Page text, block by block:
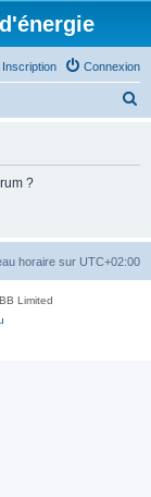
Connexion
Inscription
h
?
horaire sur UTC+02:00
Limited